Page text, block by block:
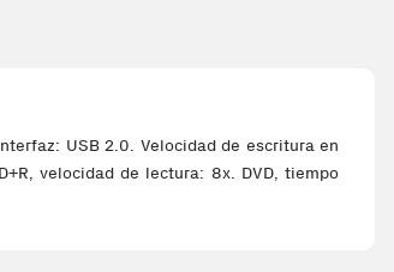
USB 2.0. Velocidad de escritura en
velocidad de lectura: 8x. DVD, tiempo